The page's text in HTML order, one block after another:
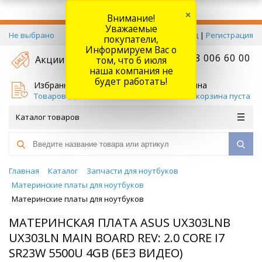
Не выбрано Вход | Регистрация
Акции +7 778 006 60 00
Избранное
Товаров (
Корзина
Ваша корзина пуста
Каталог товаров
Главная Каталог
Запчасти для ноутбуков
Материнские платы для ноутбуков
Материнские платы для ноутбуков
МАТЕРИНСКАЯ ПЛАТА ASUS UX303LNB
UX303LN MAIN BOARD REV: 2.0 CORE I7
SR23W 5500U 4GB (БЕЗ ВИДЕО)
Внимание!
Уважаемые
покупатели,
Информируем Вас о
том, что 6 июля
наша компания не
будет работать!
×